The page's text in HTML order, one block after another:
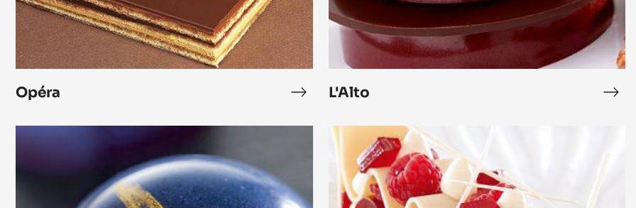
Opéra OpéraL'Alto L'Alto
Bonbon
Le
Millefeuille
Zéphyr™